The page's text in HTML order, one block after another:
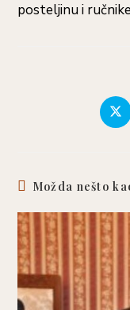
posteljinu i
Možda nešto